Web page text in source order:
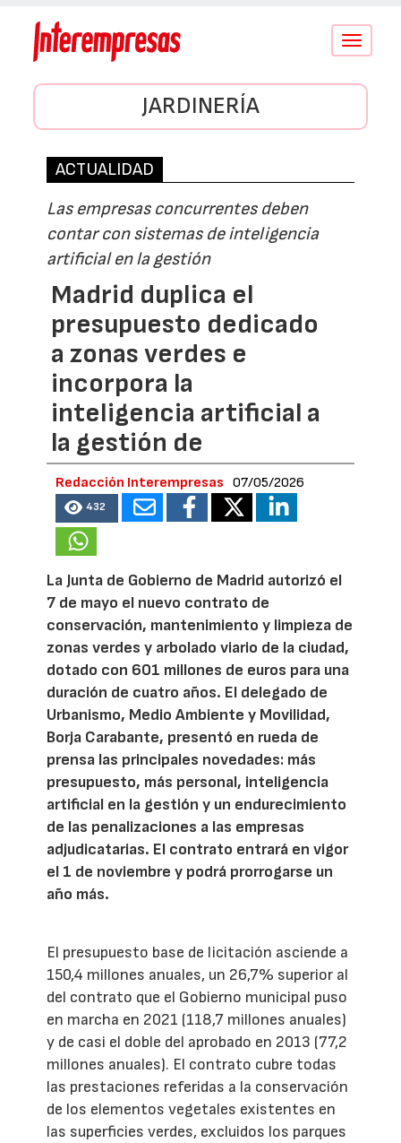
Conmutar
JARDINERÍA
ACTUALIDAD
Las empresas concurrentes deben
contar con sistemas de inteligencia
artificial en la gestión
Madrid duplica el
presupuesto dedicado
a zonas verdes e
incorpora la
inteligencia artificial a
la gestión de
Redacción Interempresas 07/05/2026
432
La Junta de Gobierno de Madrid autorizó el
7 de mayo el nuevo contrato de
conservación, mantenimiento y limpieza de
zonas verdes y arbolado viario de la ciudad,
dotado con 601 millones de euros para una
duración de cuatro años. El delegado de
Urbanismo, Medio Ambiente y Movilidad,
Borja Carabante, presentó en rueda de
prensa las principales novedades: más
presupuesto, más personal, inteligencia
artificial en la gestión y un endurecimiento
de las penalizaciones a las empresas
adjudicatarias. El contrato entrará en vigor
el 1 de noviembre y podrá prorrogarse un
año más.
El presupuesto base de licitación asciende a
150,4 millones anuales, un 26,7% superior al
del contrato que el Gobierno municipal puso
en marcha en 2021 (118,7 millones anuales)
y de casi el doble del aprobado en 2013 (77,2
millones anuales). El contrato cubre todas
las prestaciones referidas a la conservación
de los elementos vegetales existentes en
las superficies verdes, excluidos los parques